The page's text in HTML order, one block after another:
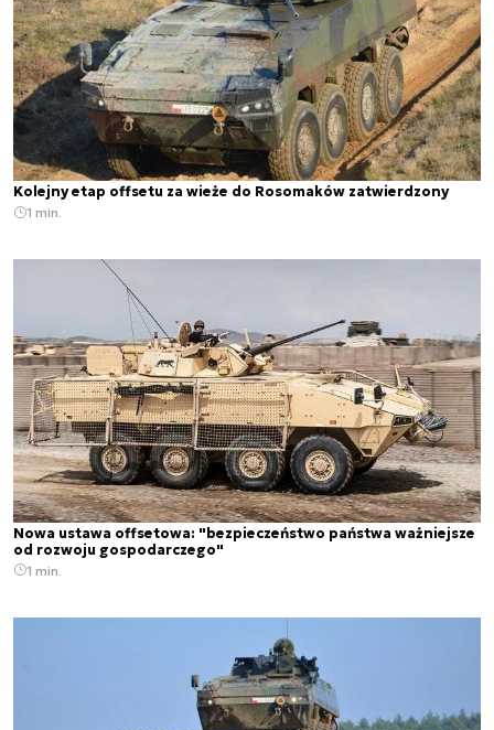
Kolejny etap offsetu za wieże do Rosomaków zatwierdzony
1 min.
Nowa ustawa offsetowa: "bezpieczeństwo państwa ważniejsze
od rozwoju gospodarczego"
1 min.